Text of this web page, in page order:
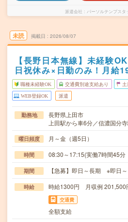
派遣会社 パーソルテンプスタ
未読 掲載日 2026/08/07
【長野日本無線】未経験
日祝休み×日勤のみ！月給
職種未経験OK 交通費別途支給あり
WEB登録OK 派遣
勤務地
長野県上田市
上田駅から車6分／信濃国分
曜日頻度 月～金（週5日）
時間 08:30～17:15(実働7時間45
期間 【急募】即日～長期 ※即日～
時給 時給1300円 月収例 201,500
交通費
全額支給